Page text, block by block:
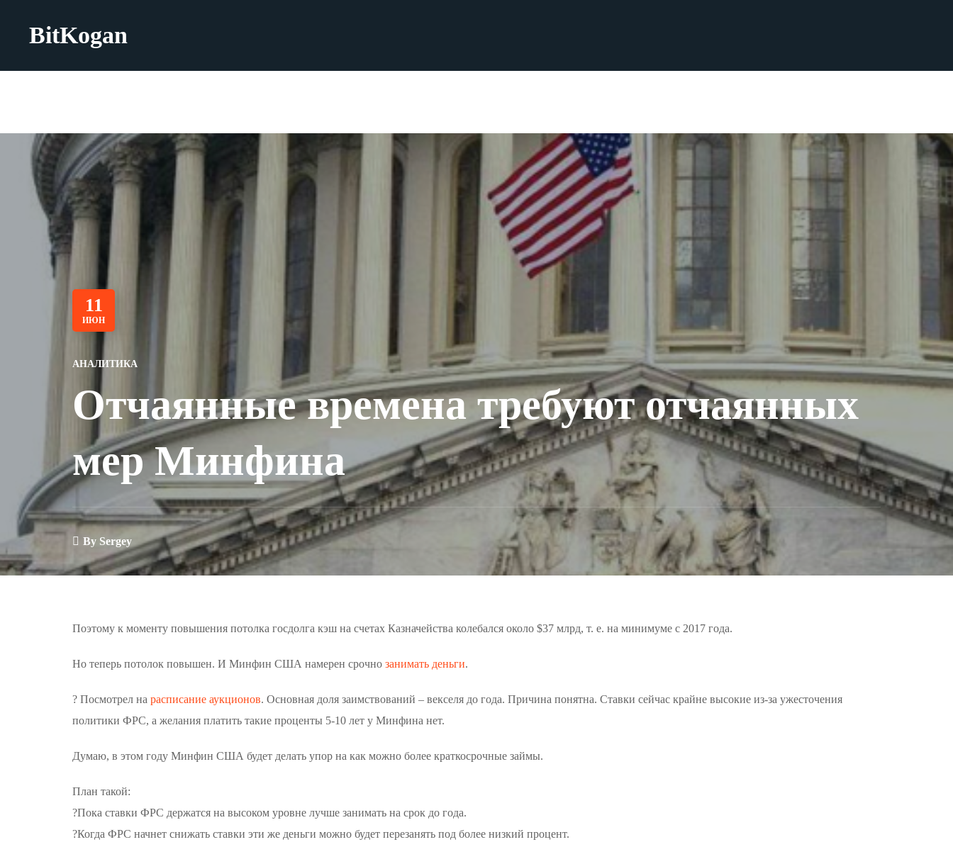
BitKogan
11
ИЮН
АНАЛИТИКА
Отчаянные времена требуют отчаянных
мер Минфина
By Sergey
Поэтому к моменту повышения потолка госдолга кэш на счетах Казначейства колебался около $37 млрд, т. е. на минимуме с 2017 года.
Но теперь потолок повышен. И Минфин США намерен срочно занимать деньги.
? Посмотрел на расписание аукционов. Основная доля заимствований – векселя до года. Причина понятна. Ставки сейчас крайне высокие из-за ужесточения
политики ФРС, а желания платить такие проценты 5-10 лет у Минфина нет.
Думаю, в этом году Минфин США будет делать упор на как можно более краткосрочные займы.
План такой:
?Пока ставки ФРС держатся на высоком уровне лучше занимать на срок до года.
?Когда ФРС начнет снижать ставки эти же деньги можно будет перезанять под более низкий процент.